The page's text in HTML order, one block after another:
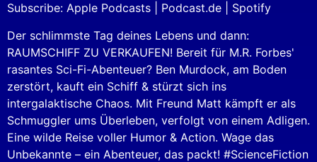
RSS FEED
EMBED
Subscribe: Apple Podcasts Podcast.de
Spotify
Der schlimmste Tag deines Lebens und dann:
RAUMSCHIFF ZU VERKAUFEN! Bereit für M.R. Forbes'
rasantes Sci-Fi-Abenteuer? Ben Murdock, am Boden
zerstört, kauft ein Schiff & stürzt sich ins
intergalaktische Chaos. Mit Freund Matt kämpft er als
Schmuggler ums Überleben, verfolgt von einem Adligen.
Eine wilde Reise voller Humor & Action. Wage das
Unbekannte – ein Abenteuer, das packt! #ScienceFiction